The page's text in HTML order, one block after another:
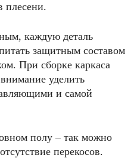
плесени.
каждую деталь
защитным составом
При сборке каркаса
уделить
и самой
полу – так можно
перекосов.